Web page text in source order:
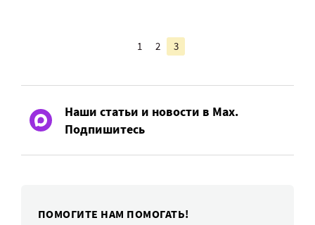
1 2 3
Наши статьи и новости в Max.
Подпишитесь
ПОМОГИТЕ НАМ ПОМОГАТЬ!